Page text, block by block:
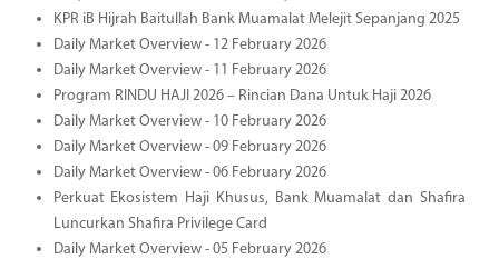
KPR iB Hijrah Baitullah Bank Muamalat Melejit Sepanjang 2025
Daily Market Overview - 12 February 2026
Daily Market Overview - 11 February 2026
Program RINDU HAJI 2026 – Rincian Dana Untuk Haji 2026
Daily Market Overview - 10 February 2026
Daily Market Overview - 09 February 2026
Daily Market Overview - 06 February 2026
Perkuat Ekosistem Haji Khusus, Bank Muamalat dan Shafira
Luncurkan Shafira Privilege Card
Daily Market Overview - 05 February 2026